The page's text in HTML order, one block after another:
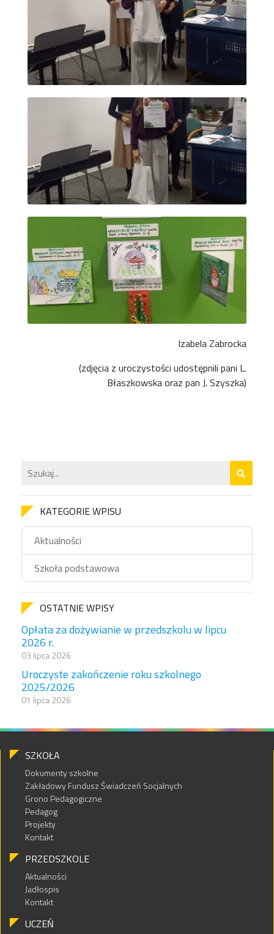
Izabela Zabrocka
(zdjęcia z uroczystości udostępnili pani L.
Błaszkowska oraz pan J. Szyszka)
KATEGORIE WPISU
Aktualności
Szkoła podstawowa
OSTATNIE WPISY
Opłata za dożywianie w przedszkolu w lipcu
2026 r.
03 lipca 2026
Uroczyste zakończenie roku szkolnego
2025/2026
01 lipca 2026
SZKOŁA
Dokumenty szkolne
Zakładowy Fundusz Świadczeń Socjalnych
Grono Pedagogiczne
Pedagog
Projekty
Kontakt
PRZEDSZKOLE
Aktualności
Jadłospis
Kontakt
UCZEŃ